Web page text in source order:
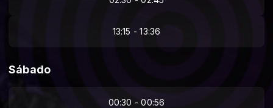
13:15 - 13:36
Sábado
00:30 - 00:56